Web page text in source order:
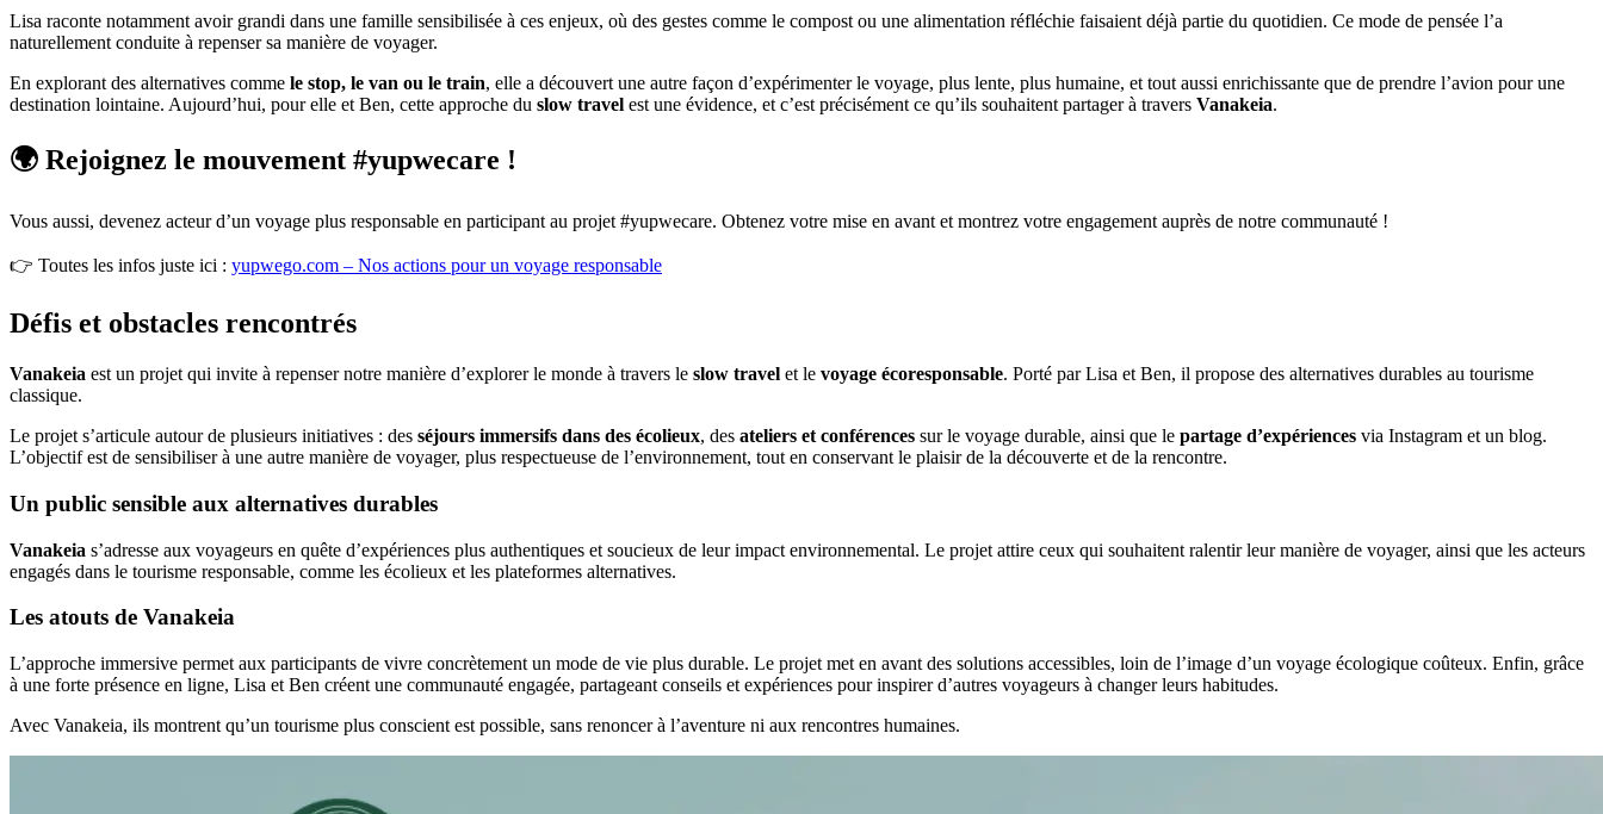
Lisa raconte notamment avoir grandi dans une famille sensibilisée à ces enjeux, où des gestes comme le compost ou une alimentation réfléchie faisaient déjà partie du quotidien. Ce mode de pensée l’a
naturellement conduite à repenser sa manière de voyager.
En explorant des alternatives comme le stop, le van ou le train, elle a découvert une autre façon d’expérimenter le voyage, plus lente, plus humaine, et tout aussi enrichissante que de prendre l’avion pour une
destination lointaine. Aujourd’hui, pour elle et Ben, cette approche du slow travel est une évidence, et c’est précisément ce qu’ils souhaitent partager à travers Vanakeia.
🌍 Rejoignez le mouvement #yupwecare !
Vous aussi, devenez acteur d’un voyage plus responsable en participant au projet #yupwecare. Obtenez votre mise en avant et montrez votre engagement auprès de notre communauté !
👉 Toutes les infos juste ici : yupwego.com – Nos actions pour un voyage responsable
Défis et obstacles rencontrés
Vanakeia est un projet qui invite à repenser notre manière d’explorer le monde à travers le slow travel et le voyage écoresponsable. Porté par Lisa et Ben, il propose des alternatives durables au tourisme
classique.
Le projet s’articule autour de plusieurs initiatives : des séjours immersifs dans des écolieux, des ateliers et conférences sur le voyage durable, ainsi que le partage d’expériences via Instagram et un blog.
L’objectif est de sensibiliser à une autre manière de voyager, plus respectueuse de l’environnement, tout en conservant le plaisir de la découverte et de la rencontre.
Un public sensible aux alternatives durables
Vanakeia s’adresse aux voyageurs en quête d’expériences plus authentiques et soucieux de leur impact environnemental. Le projet attire ceux qui souhaitent ralentir leur manière de voyager, ainsi que les acteurs
engagés dans le tourisme responsable, comme les écolieux et les plateformes alternatives.
Les atouts de Vanakeia
L’approche immersive permet aux participants de vivre concrètement un mode de vie plus durable. Le projet met en avant des solutions accessibles, loin de l’image d’un voyage écologique coûteux. Enfin, grâce
à une forte présence en ligne, Lisa et Ben créent une communauté engagée, partageant conseils et expériences pour inspirer d’autres voyageurs à changer leurs habitudes.
Avec Vanakeia, ils montrent qu’un tourisme plus conscient est possible, sans renoncer à l’aventure ni aux rencontres humaines.